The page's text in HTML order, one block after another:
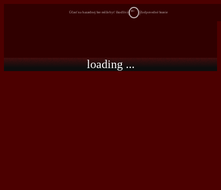
Účasť na hazardnej hre môže byť škodlivá 18+ Zodpovedné hranie
loading ...